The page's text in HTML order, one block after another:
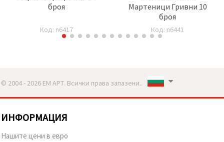
броя
Код: n6417
Мартеници Гривни 10
броя
Код: n6441
© 2004 - 2026 ЕМ АРТ. Всички права запазени..
ИНФОРМАЦИЯ
Нашите цени в евро